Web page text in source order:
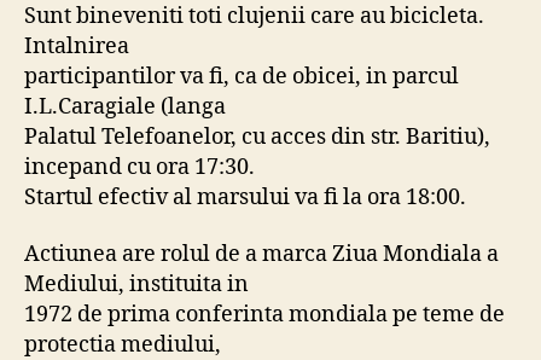
Sunt bineveniti toti clujenii care au bicicleta.
Intalnirea
participantilor va fi, ca de obicei, in parcul
I.L.Caragiale (langa
Palatul Telefoanelor, cu acces din str. Baritiu),
incepand cu ora 17:30.
Startul efectiv al marsului va fi la ora 18:00.
Actiunea are rolul de a marca Ziua Mondiala a
Mediului, instituita in
1972 de prima conferinta mondiala pe teme de
protectia mediului,